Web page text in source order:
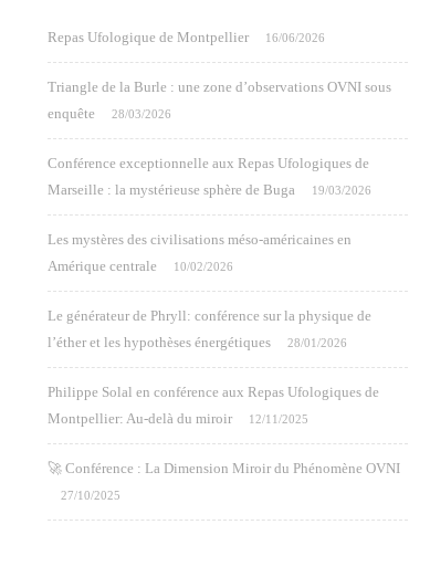
Repas Ufologique de Montpellier 16/06/2026
Triangle de la Burle : une zone d’observations OVNI sous
enquête
28/03/2026
Conférence exceptionnelle aux Repas Ufologiques de
Marseille : la mystérieuse sphère de Buga
19/03/2026
Les mystères des civilisations méso-américaines en
Amérique centrale
10/02/2026
Le générateur de Phryll: conférence sur la physique de
l’éther et les hypothèses énergétiques
28/01/2026
Philippe Solal en conférence aux Repas Ufologiques de
Montpellier: Au-delà du miroir
12/11/2025
🚀 Conférence : La Dimension Miroir du Phénomène OVNI
27/10/2025